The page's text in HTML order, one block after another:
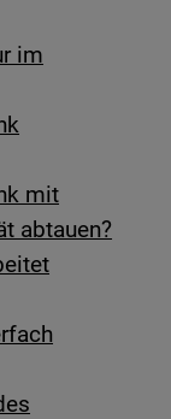
im
mit
abtauen?